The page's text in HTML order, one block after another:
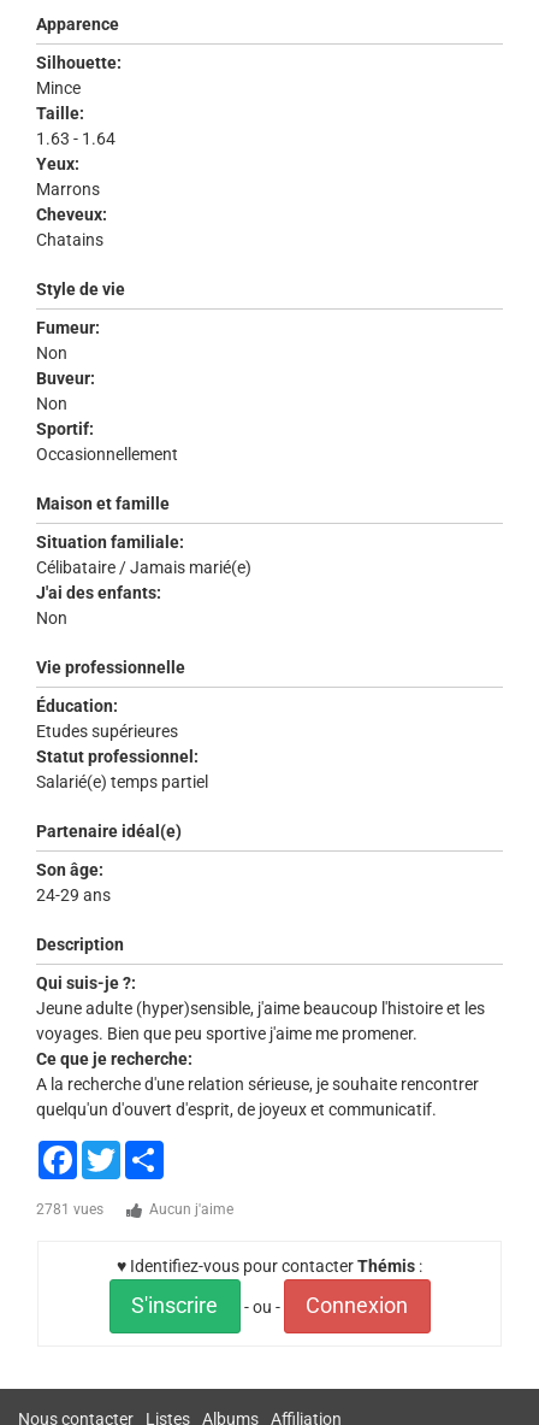
Apparence
Silhouette:
Mince
Taille:
1.63 - 1.64
Yeux:
Marrons
Cheveux:
Chatains
Style de vie
Fumeur:
Non
Buveur:
Non
Sportif:
Occasionnellement
Maison et famille
Situation familiale:
Célibataire / Jamais marié(e)
J'ai des enfants:
Non
Vie professionnelle
Éducation:
Etudes supérieures
Statut professionnel:
Salarié(e) temps partiel
Partenaire idéal(e)
Son âge:
24-29 ans
Description
Qui suis-je ?:
Jeune adulte (hyper)sensible, j'aime beaucoup l'histoire et les
voyages. Bien que peu sportive j'aime me promener.
Ce que je recherche:
A la recherche d'une relation sérieuse, je souhaite rencontrer
quelqu'un d'ouvert d'esprit, de joyeux et communicatif.
Facebook
Twitter
2781 vues Aucun j'aime
♥ Identifiez-vous pour contacterThémis :
S'inscrire - ou - Connexion
Nous contacter Listes Albums Affiliation